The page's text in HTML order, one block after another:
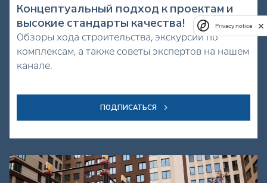
Концептуальный подход к проектам и
высокие стандарты качества!
Обзоры хода строительства, экскурсии по
комплексам, а также советы экспертов на нашем
канале.
ПОДПИСАТЬСЯ
Privacy notice